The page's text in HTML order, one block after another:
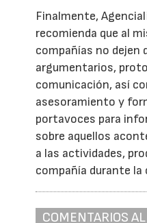
Finalmente,
recomienda que al
compañías no dejen
argumentarios,
comunicación, así
asesoramiento y
portavoces para
sobre aquellos
a las actividades,
compañía durante la
COMENTARIOS